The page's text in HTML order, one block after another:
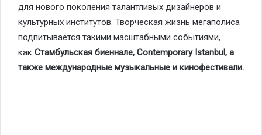
для нового поколения талантливых дизайнеров и
культурных институтов. Творческая жизнь мегаполиса
подпитывается такими масштабными событиями,
как Стамбульская биеннале, Contemporary Istanbul, а
также международные музыкальные и кинофестивали.